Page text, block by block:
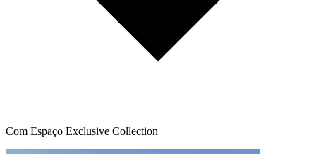
Com Espaço Exclusive Collection